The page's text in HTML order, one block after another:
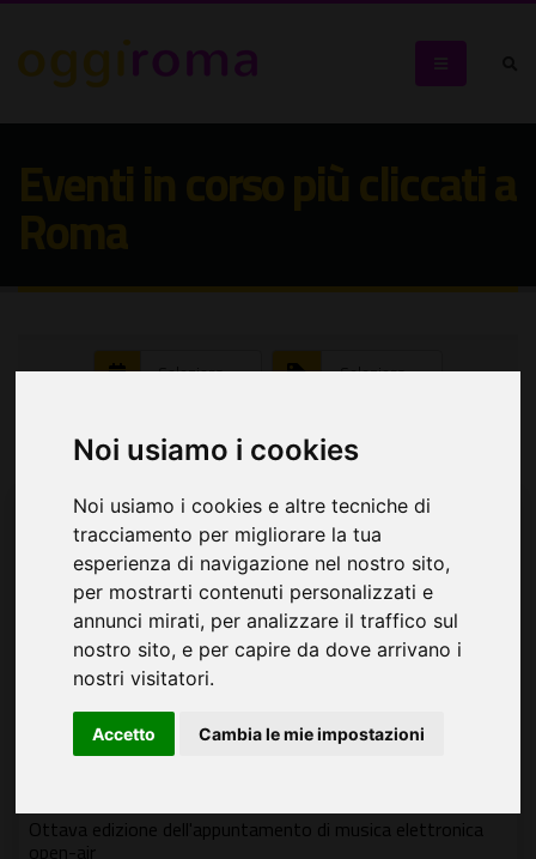
Noi usiamo i cookies
Noi usiamo i cookies e altre tecniche di
tracciamento per migliorare la tua
esperienza di navigazione nel nostro sito,
per mostrarti contenuti personalizzati e
annunci mirati, per analizzare il traffico sul
nostro sito, e per capire da dove arrivano i
nostri visitatori.
Accetto Cambia le mie impostazioni
Seleziona: Seleziona:
Ottava edizione dell'appuntamento di musica elettronica
open-air